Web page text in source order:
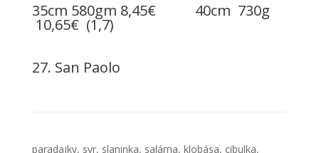
35cm 580gm 8,45€ 40cm 730g
10,65€ (1,7)
27. San Paolo
paradajky, syr, slaninka, saláma, klobása, cibulka,